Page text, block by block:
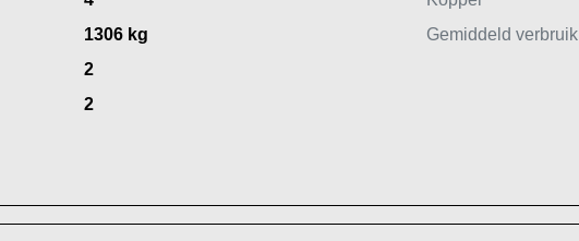
1306 kg
2
2
Gemiddeld verbruik